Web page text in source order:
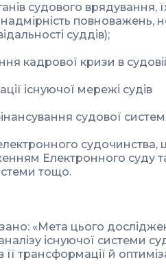
судового врядування,
повноважень,
суддів);
кадрової кризи в
існуючої мережі судів
судової
судочинства,
Електронного суду
тощо.
«Мета цього
існуючої системи
трансформації й